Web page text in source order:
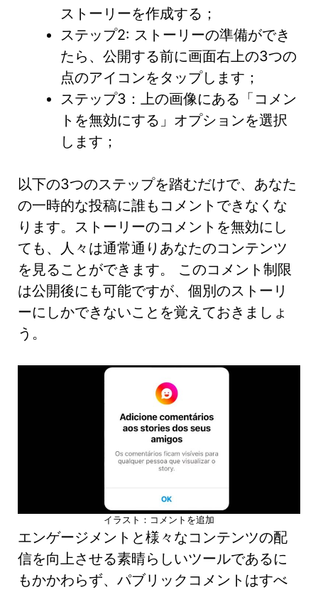
ストーリーを作成する；
ステップ2: ストーリーの準備ができ
たら、公開する前に画面右上の3つの
点のアイコンをタップします；
ステップ3：上の画像にある「コメン
トを無効にする」オプションを選択
します；
以下の3つのステップを踏むだけで、あなた
の一時的な投稿に誰もコメントできなくな
ります。ストーリーのコメントを無効にし
ても、人々は通常通りあなたのコンテンツ
を見ることができます。 このコメント制限
は公開後にも可能ですが、個別のストーリ
ーにしかできないことを覚えておきましょ
う。
イラスト：コメントを追加
エンゲージメントと様々なコンテンツの配
信を向上させる素晴らしいツールであるに
もかかわらず、パブリックコメントはすべ